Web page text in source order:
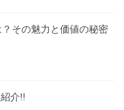
その魅力と価値の秘密
介!!